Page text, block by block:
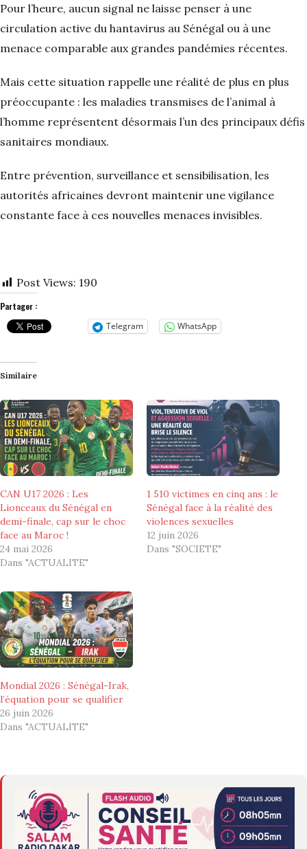
Pour l’heure, aucun signal ne laisse penser à une
circulation active du hantavirus au Sénégal ou à une
menace comparable aux grandes pandémies récentes.
Mais cette situation rappelle une réalité de plus en plus
préoccupante : les maladies transmises de l’animal à
l’homme représentent désormais l’un des principaux défis
sanitaires mondiaux.
Entre prévention, surveillance et sensibilisation, les
autorités africaines devront maintenir une vigilance
constante face à ces nouvelles menaces invisibles.
Post Views: 190
Partager :
Telegram
WhatsApp
Similaire
CAN U17 2026 : Les
Lionceaux du Sénégal en
demi-finale, cap sur le choc
face au Maroc !
24 mai 2026
Dans "ACTUALITE"
1 510 victimes en cinq ans : le
Sénégal face à la réalité des
violences sexuelles
12 juin 2026
Dans "SOCIETE"
Mondial 2026 : Sénégal-Irak,
l’équation pour se qualifier
26 juin 2026
Dans "ACTUALITE"